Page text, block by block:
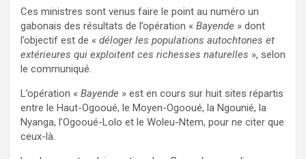
Ces ministres sont venus faire le point au numéro un
gabonais des résultats de l’opération « Bayende » dont
l’objectif est de « déloger les populations autochtones et
extérieures qui exploitent ces richesses naturelles », selon
le communiqué.
L’opération « Bayende » est en cours sur huit sites répartis
entre le Haut-Ogooué, le Moyen-Ogooué, la Ngounié, la
Nyanga, l’Ogooué-Lolo et le Woleu-Ntem, pour ne citer que
ceux-là.